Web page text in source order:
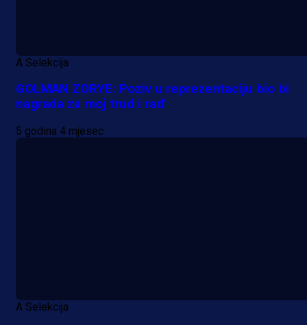
A Selekcija
GOLMAN ZORYE: Poziv u reprezentaciju bio bi
nagrada za moj trud i rad'
5 godina 4 mjesec
A Selekcija